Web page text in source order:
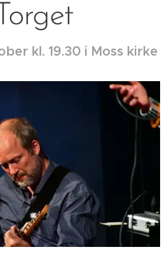
Torget
kl. 19.30 i Moss kirke